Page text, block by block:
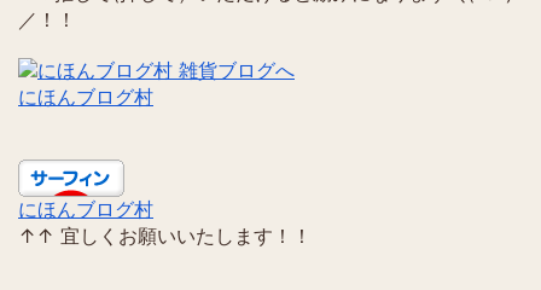
／！！
にほんブログ村
にほんブログ村
↑↑ 宜しくお願いいたします！！